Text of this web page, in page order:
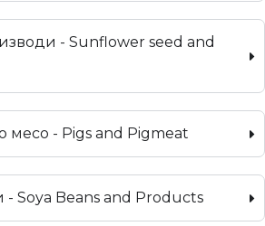
- Sunflower seed and
- Pigs and Pigmeat
- Soya Beans and Products